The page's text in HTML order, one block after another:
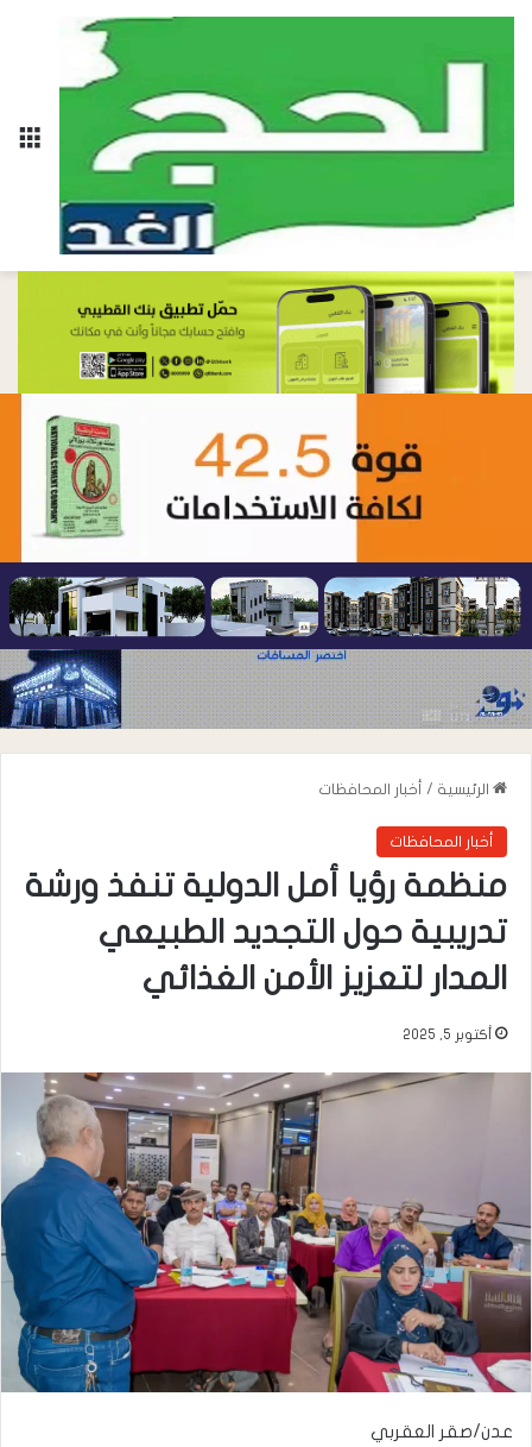
الرئيسية / أخبار المحافظات
أخبار المحافظات
منظمة رؤيا أمل الدولية تنفذ ورشة
تدريبية حول التجديد الطبيعي
المدار لتعزيز الأمن الغذائي
أكتوبر 5, 2025
عدن/صقر العقربي